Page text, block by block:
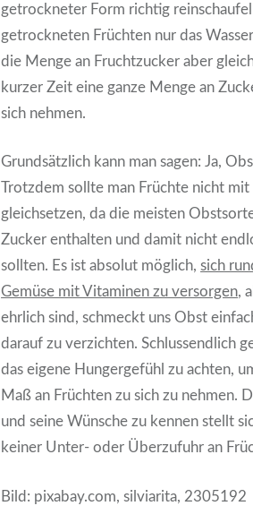
getrockneter Form richtig
getrockneten Früchten nur das
die Menge an Fruchtzucker aber
kurzer Zeit eine ganze Menge an
sich nehmen.
Grundsätzlich kann man sagen: Ja,
Trotzdem sollte man Früchte nicht mit
gleichsetzen, da die meisten
Zucker enthalten und damit nicht
sollten. Es ist absolut möglich,sich
Gemüse mit Vitaminen zu versorgen,
ehrlich sind, schmeckt uns Obst
darauf zu verzichten. Schlussendlich
das eigene Hungergefühl zu achten,
Maß an Früchten zu sich zu nehmen.
und seine Wünsche zu kennen stellt
keiner Unter- oder Überzufuhr an
Bild: pixabay.com, silviarita, 2305192